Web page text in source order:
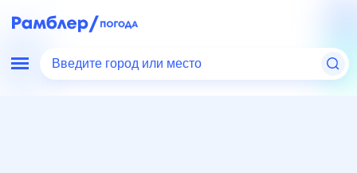
Введите город или место